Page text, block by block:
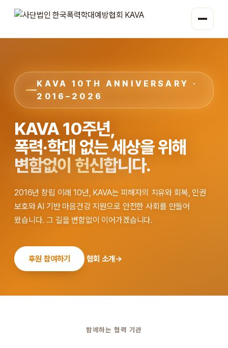
KAVA 10TH ANNIVERSARY ·
2016–2026
KAVA 10주년,
폭력·학대 없는 세상을 위해
변함없이 헌신합니다.
2016년 창립 이래 10년, KAVA는 피해자의 치유와 회복, 인권
보호와 AI 기반 마음건강 지원으로 안전한 사회를 만들어
왔습니다. 그 길을 변함없이 이어가겠습니다.
후원 참여하기 협회 소개→
함께하는 협력 기관